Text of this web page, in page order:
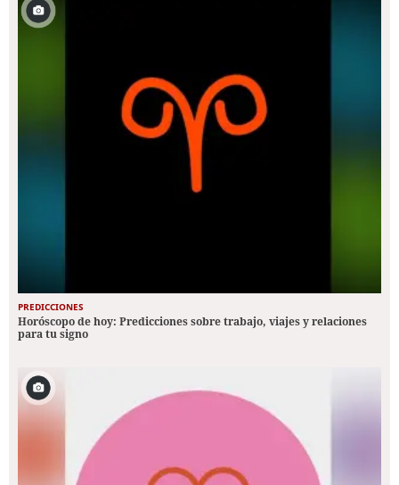
PREDICCIONES
Horóscopo de hoy: Predicciones sobre trabajo, viajes y relaciones
para tu signo